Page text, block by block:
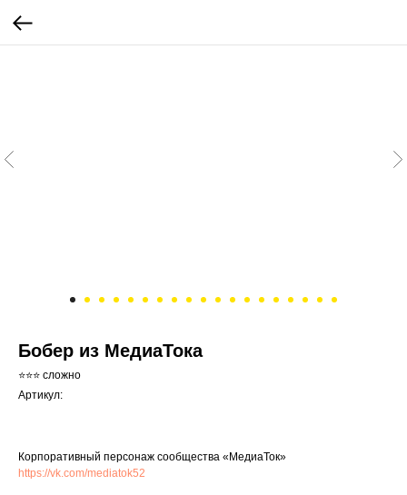
Бобер из МедиаТока
⭐⭐⭐ сложно
Артикул:
Корпоративный персонаж сообщества «МедиаТок»
https://vk.com/mediatok52